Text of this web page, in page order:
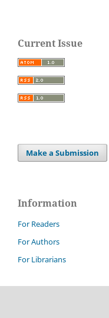
Current Issue
Make a Submission
Information
For Readers
For Authors
For Librarians